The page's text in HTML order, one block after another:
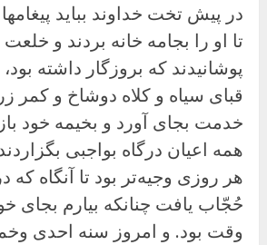
در پیش تخت خداوند بباید
تا او را بجامه خانه بردند و
پوشانیدند که بروزگار داشته
قبای سیاه و کلاه دوشاخ و کمر
خدمت بجای آورد و بخیمه خود
همه اعیان درگاه بواجبی
هر روزی وجیه‌تر بود تا آنگاه
حُجّاب یافت چنانکه بیارم بجای
وقت بود. و امروز سنه احدى